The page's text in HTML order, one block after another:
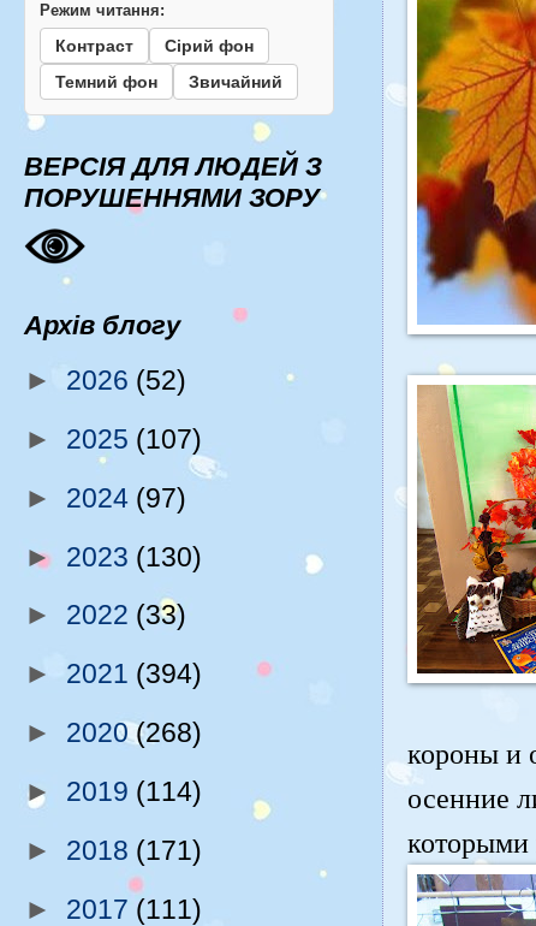
короны и
осенние
которыми
Режим читання:
Контраст
Сірий фон
Темний фон
Звичайний
ВЕРСІЯ ДЛЯ ЛЮДЕЙ З
ПОРУШЕННЯМИ ЗОРУ
Архів блогу
► 2026 (52)
► 2025 (107)
► 2024 (97)
► 2023 (130)
► 2022 (33)
► 2021 (394)
► 2020(268)
► 2019 (114)
► 2018 (171)
► 2017 (111)